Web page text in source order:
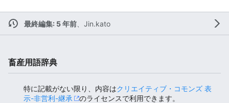
最終編集: 5 年前、 Jin.kato
畜産用語辞典
特に記載がない限り、内容はクリエイティブ・コモンズ 表
示-非営利-継承
のライセンスで利用できます。